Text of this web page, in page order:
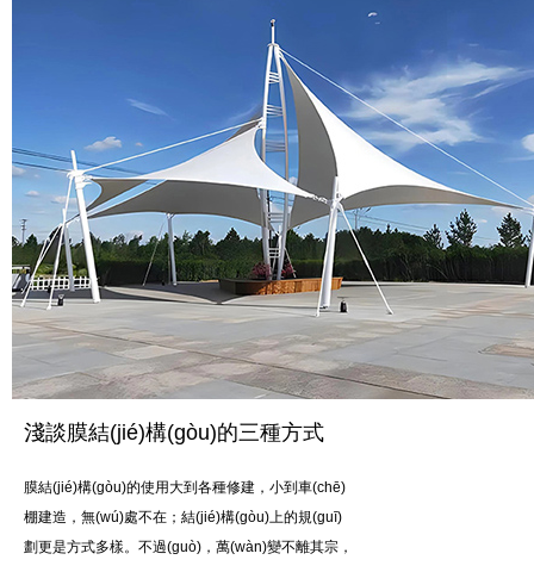
淺談膜結(jié)構(gòu)的三種方式
膜結(jié)構(gòu)的使用大到各種修建，小到車(chē)
棚建造，無(wú)處不在；結(jié)構(gòu)上的規(guī)
劃更是方式多樣。不過(guò)，萬(wàn)變不離其宗，